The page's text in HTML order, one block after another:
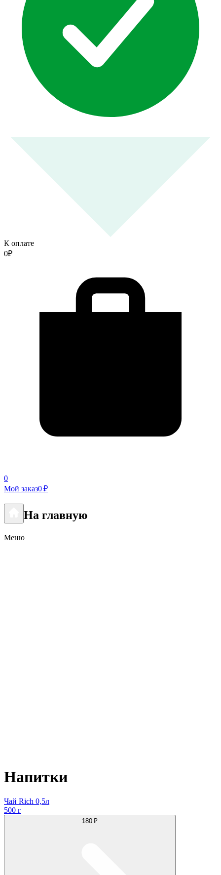
К оплате
0₽
0
Мой заказ0 ₽
На главную
Меню
Напитки
Чай Rich 0,5л
500 г
180 ₽